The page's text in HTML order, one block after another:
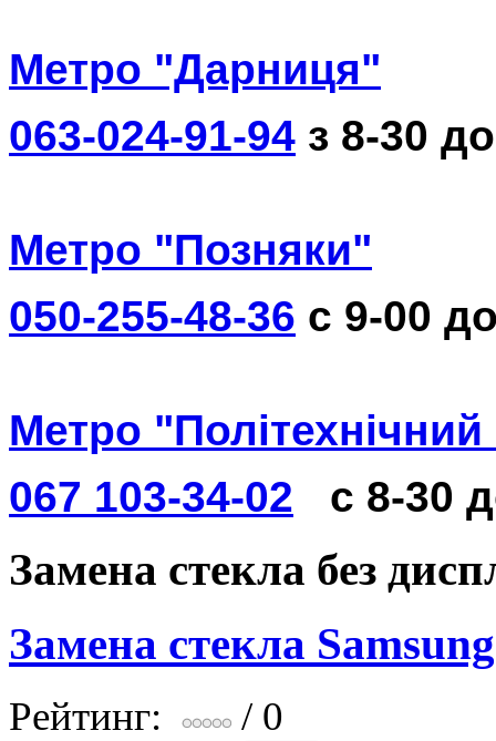
Метро "Дарниця"
063-024-91-94 з 8-30
Метро "Позняки"
050-255-48-36 с 9-00
Метро "Політехнічний
067 103-34-02
с 8-30
Замена стекла без
Замена стекла
Рейтинг: / 0